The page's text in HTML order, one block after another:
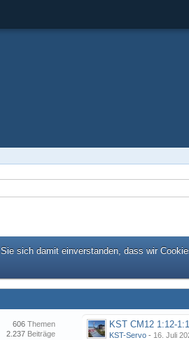
sich damit einverstanden, dass wir
Themen
606
Beiträge
2.237
KST CM12 1:12-
KST-Servo - 16. Juli